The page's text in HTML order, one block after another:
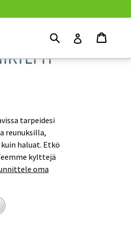
Kirjaudu
tarpeidesi
reunuksilla,
haluat. Etkö
kylttejä
oma